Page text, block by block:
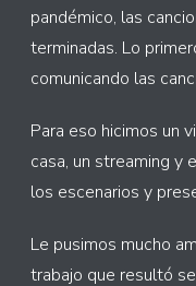
pandémico, las
terminadas. Lo
comunicando las
Para eso hicimos un
casa, un streaming y
los escenarios y
Le pusimos mucho
trabajo que resultó ser